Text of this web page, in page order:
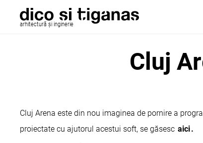
arhitectură și inginerie
Cluj
Cluj Arena este din nou imaginea de pornire a
proiectate cu ajutorul acestui soft, se găsesc aici.